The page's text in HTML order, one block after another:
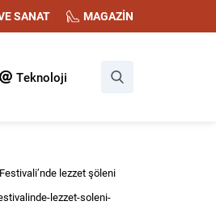
SANAT MAGAZİN
Teknoloji
lezzet şöleni
lezzet-soleni-